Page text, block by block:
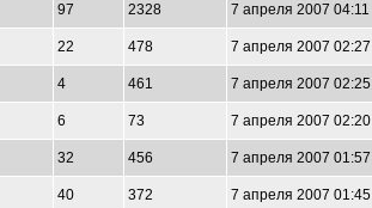
97 2328 7 апреля 2007 04:11
22 478 7 апреля 2007 02:27
4 461 7 апреля 2007 02:25
6 73 7 апреля 2007 02:20
32 456 7 апреля 2007 01:57
40 372 7 апреля 2007 01:45